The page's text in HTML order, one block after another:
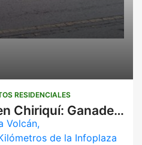
RESIDENCIALES
Finca Productiva en Chiriquí: Ganadería, Agricultura y Potencial de Inversión en Renacimiento
Volcán,
de la Infoplaza